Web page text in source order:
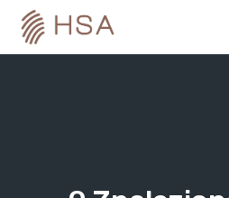
content